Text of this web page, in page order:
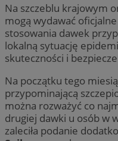
Na szczeblu krajowym
mogą wydawać
stosowania dawek
lokalną sytuację
skuteczności i
Na początku tego
przypominającą
można rozważyć co
drugiej dawki u osób w
zaleciła podanie